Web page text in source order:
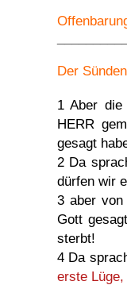
Der
1 Aber
HERR
gesagt
2 Da
dürfen wir
3 aber
Gott
sterbt!
4 Da
erste